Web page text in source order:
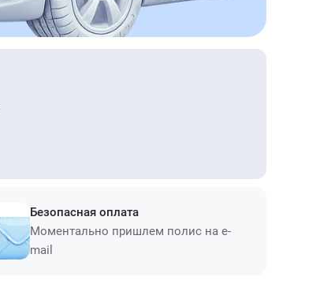
Безопасная оплата
Моментально пришлем полис на e-
mail